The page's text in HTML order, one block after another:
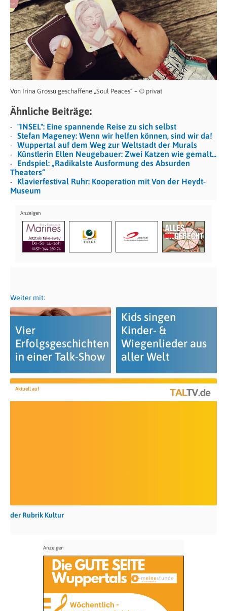
Von Irina Grossu geschaffene „Soul Peaces“ – © privat
Ähnliche Beiträge:
"INSEL": Eine spannende Reise zu sich selbst
Stefan Mageney: Wenn wir helfen können, sind wir da!
Wuppertal auf dem Weg zur Weltstadt der Murals
Künstlerin Ellen Neugebauer: Zwei Katzen wie gemalt...
Endspiel: „Radikalste Ausformung des Absurden
Theaters“
Klavierfestival Ruhr: Kooperation mit Von der Heydt-
Museum
Weiter mit:
Vier
Erfolgsgeschichten
in einer Talk-Show
Kids singen
Kinder- &
Wiegenlieder aus
aller Welt
Aktuell auf
der Rubrik Kultur